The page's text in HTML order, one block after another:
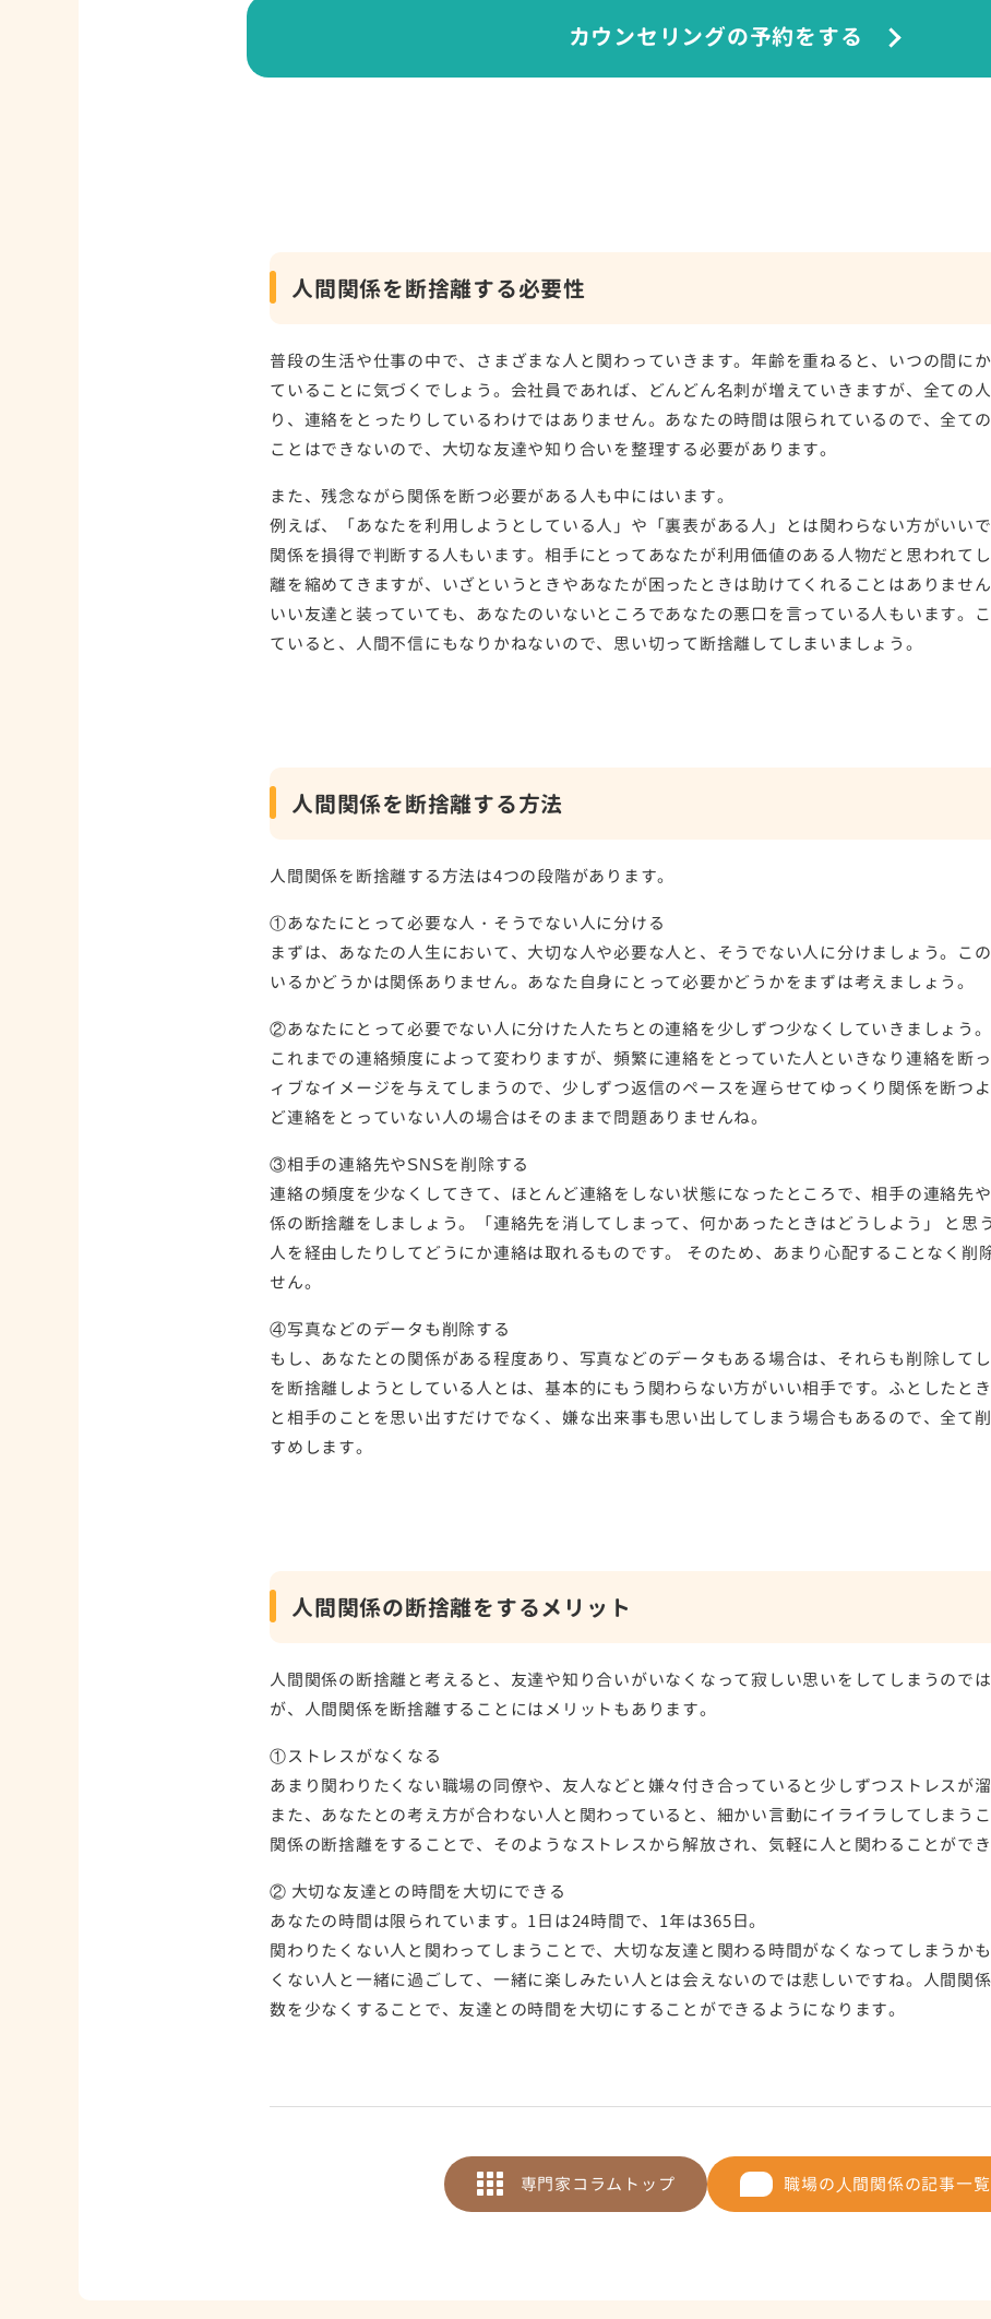
カウンセリングの予約をする
人間関係を断捨離する必要性
普段の生活や仕事の中で、さまざまな人と関わっていきます。年齢を重ねると、いつの間に
ていることに気づくでしょう。会社員であれば、どんどん名刺が増えていきますが、全ての
り、連絡をとったりしているわけではありません。あなたの時間は限られているので、全て
ことはできないので、大切な友達や知り合いを整理する必要があります。
また、残念ながら関係を断つ必要がある人も中にはいます。
例えば、「あなたを利用しようとしている人」や「裏表がある人」とは関わらない方がいい
関係を損得で判断する人もいます。相手にとってあなたが利用価値のある人物だと思われて
離を縮めてきますが、いざというときやあなたが困ったときは助けてくれることはありませ
いい友達と装っていても、あなたのいないところであなたの悪口を言っている人もいます。
ていると、人間不信にもなりかねないので、思い切って断捨離してしまいましょう。
人間関係を断捨離する方法
人間関係を断捨離する方法は4つの段階があります。
①あなたにとって必要な人・そうでない人に分ける
まずは、あなたの人生において、大切な人や必要な人と、そうでない人に分けましょう。こ
いるかどうかは関係ありません。あなた自身にとって必要かどうかをまずは考えましょう。
②あなたにとって必要でない人に分けた人たちとの連絡を少しずつ少なくしていきましょう。
これまでの連絡頻度によって変わりますが、頻繁に連絡をとっていた人といきなり連絡を断
ィブなイメージを与えてしまうので、少しずつ返信のペースを遅らせてゆっくり関係を断つ
ど連絡をとっていない人の場合はそのままで問題ありませんね。
③相手の連絡先やSNSを削除する
連絡の頻度を少なくしてきて、ほとんど連絡をしない状態になったところで、相手の連絡先
係の断捨離をしましょう。「連絡先を消してしまって、何かあったときはどうしよう」 と思
人を経由したりしてどうにか連絡は取れるものです。 そのため、あまり心配することなく削
せん。
④写真などのデータも削除する
もし、あなたとの関係がある程度あり、写真などのデータもある場合は、それらも削除して
を断捨離しようとしている人とは、基本的にもう関わらない方がいい相手です。ふとしたと
と相手のことを思い出すだけでなく、嫌な出来事も思い出してしまう場合もあるので、全て
すめします。
人間関係の断捨離をするメリット
人間関係の断捨離と考えると、友達や知り合いがいなくなって寂しい思いをしてしまうので
が、人間関係を断捨離することにはメリットもあります。
①ストレスがなくなる
あまり関わりたくない職場の同僚や、友人などと嫌々付き合っていると少しずつストレスが
また、あなたとの考え方が合わない人と関わっていると、細かい言動にイライラしてしまう
関係の断捨離をすることで、そのようなストレスから解放され、気軽に人と関わることができ
② 大切な友達との時間を大切にできる
あなたの時間は限られています。1日は24時間で、1年は365日。
関わりたくない人と関わってしまうことで、大切な友達と関わる時間がなくなってしまうか
くない人と一緒に過ごして、一緒に楽しみたい人とは会えないのでは悲しいですね。人間関
数を少なくすることで、友達との時間を大切にすることができるようになります。
専門家コラムトップ 職場の⼈間関係の記事一覧